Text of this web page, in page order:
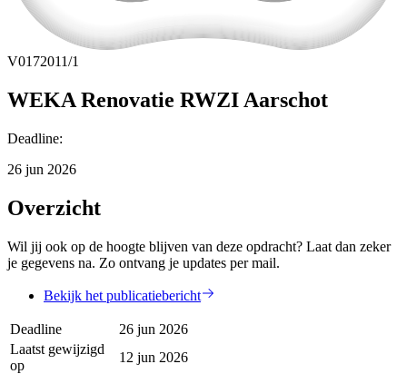
V0172011/1
WEKA Renovatie RWZI Aarschot
Deadline:
26 jun 2026
Overzicht
Wil jij ook op de hoogte blijven van deze opdracht? Laat dan zeker
je gegevens na. Zo ontvang je updates per mail.
Bekijk het publicatiebericht
Deadline
26 jun 2026
Laatst gewijzigd
op
12 jun 2026